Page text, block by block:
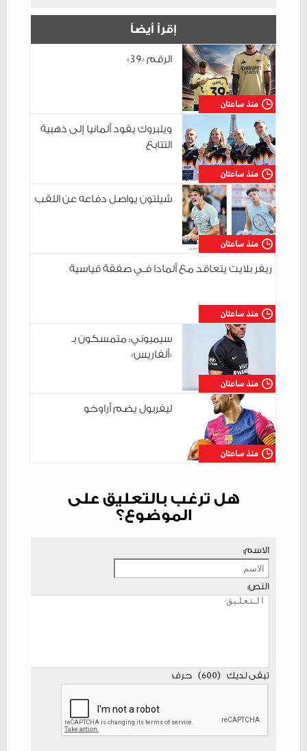
إقرأ أيضاً
منذ ساعتان
الرقم «39»
منذ ساعتان
ويلبروك يقود ألمانيا إلى ذهبية
التتابع
منذ ساعتان
شيلتون يواصل دفاعه عن اللقب
منذ ساعتان
ريفر بلايت يتعاقد مع ألمادا فـي صفقة قياسية
منذ ساعتان
سيميوني: متمسكون بـ
«ألفاريس»
منذ ساعتان
ليفربول يضم أراوخو
هل ترغب بالتعليق على
الموضوع؟
الاسم:
النص:
تبقى لديك (
600
) حرف